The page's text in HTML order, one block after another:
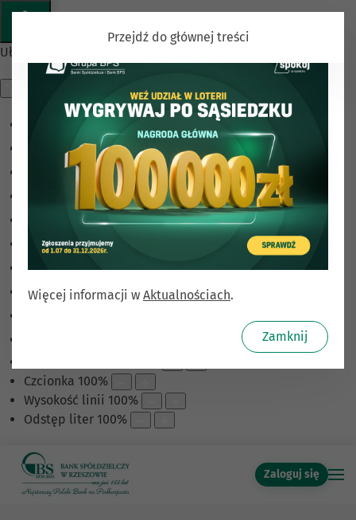
Ułatwienia dostępu
Monochromatyczny
Ciemny kontrast
Jasny kontrast
Niskie nasycenie
Wysokie nasycenie
Zaznacz linki
Zaznacz nagłówki
Czcionka 100%
Wysokość linii 100%
Odstęp liter 100%
Przejdź do głównej treści
Zaloguj się
Więcej informacji w Aktualnościach.
Zamknij